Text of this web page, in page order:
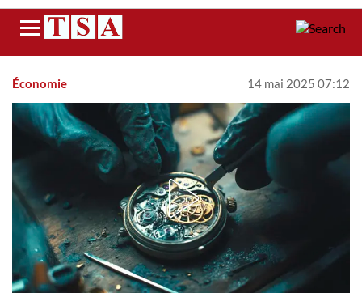
Menu
Économie 14 mai 2025 07:12